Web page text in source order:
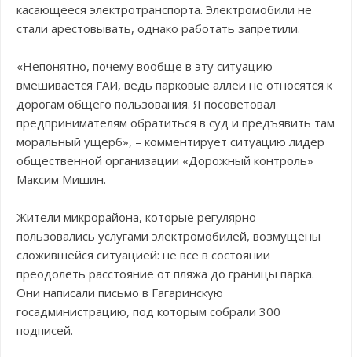
касающееся электротранспорта. Электромобили не
стали арестовывать, однако работать запретили.
«Непонятно, почему вообще в эту ситуацию
вмешивается ГАИ, ведь парковые аллеи не относятся к
дорогам общего пользования. Я посоветовал
предпринимателям обратиться в суд и предъявить там
моральный ущерб», – комментирует ситуацию лидер
общественной организации «Дорожный контроль»
Максим Мишин.
Жители микрорайона, которые регулярно
пользовались услугами электромобилей, возмущены
сложившейся ситуацией: не все в состоянии
преодолеть расстояние от пляжа до границы парка.
Они написали письмо в Гагаринскую
госадминистрацию, под которым собрали 300
подписей.